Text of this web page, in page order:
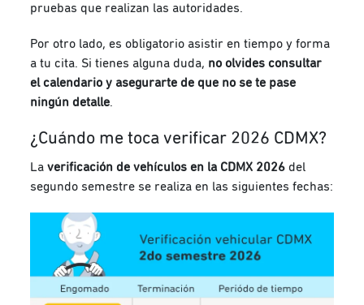
pruebas que realizan las autoridades.
Por otro lado, es obligatorio asistir en tiempo y forma
a tu cita. Si tienes alguna duda, no olvides consultar
el calendario y asegurarte de que no se te pase
ningún detalle.
¿Cuándo me toca verificar 2026 CDMX?
Laverificación de vehículos en la CDMX 2026 del
segundo semestre se realiza en las siguientes fechas: